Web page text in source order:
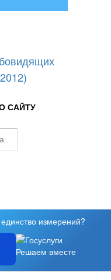
САЙТУ
измерений?
Решаем вместе